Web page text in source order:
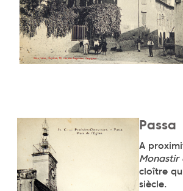
Passa
A
Monastir
cloître
siècle.